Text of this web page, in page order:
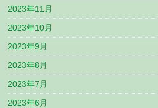
2023年11月
2023年10月
2023年9月
2023年8月
2023年7月
2023年6月